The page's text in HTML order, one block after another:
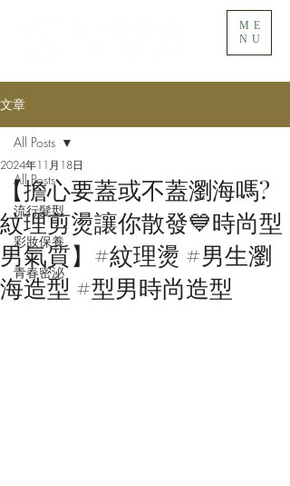
ME
NU
文章
All Posts
流行髮型
彩妝保養
青春密泌
All Posts
【擔心要蓋或不蓋瀏海嗎?
紋理剪燙讓你散發💙時尚型
男氣質】#紋理燙 #男生瀏
海造型 #型男時尚造型
2024年11月18日